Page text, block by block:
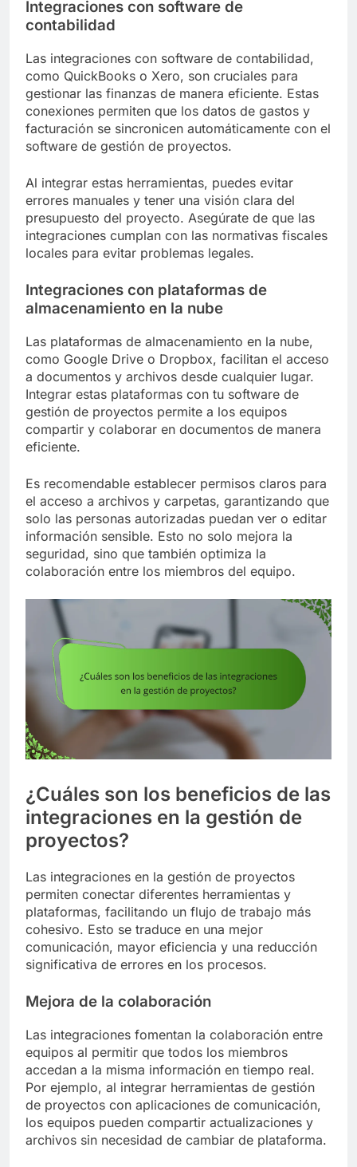
Integraciones con software de
contabilidad
Las integraciones con software de contabilidad,
como QuickBooks o Xero, son cruciales para
gestionar las finanzas de manera eficiente. Estas
conexiones permiten que los datos de gastos y
facturación se sincronicen automáticamente con el
software de gestión de proyectos.
Al integrar estas herramientas, puedes evitar
errores manuales y tener una visión clara del
presupuesto del proyecto. Asegúrate de que las
integraciones cumplan con las normativas fiscales
locales para evitar problemas legales.
Integraciones con plataformas de
almacenamiento en la nube
Las plataformas de almacenamiento en la nube,
como Google Drive o Dropbox, facilitan el acceso
a documentos y archivos desde cualquier lugar.
Integrar estas plataformas con tu software de
gestión de proyectos permite a los equipos
compartir y colaborar en documentos de manera
eficiente.
Es recomendable establecer permisos claros para
el acceso a archivos y carpetas, garantizando que
solo las personas autorizadas puedan ver o editar
información sensible. Esto no solo mejora la
seguridad, sino que también optimiza la
colaboración entre los miembros del equipo.
¿Cuáles son los beneficios de las
integraciones en la gestión de
proyectos?
Las integraciones en la gestión de proyectos
permiten conectar diferentes herramientas y
plataformas, facilitando un flujo de trabajo más
cohesivo. Esto se traduce en una mejor
comunicación, mayor eficiencia y una reducción
significativa de errores en los procesos.
Mejora de la colaboración
Las integraciones fomentan la colaboración entre
equipos al permitir que todos los miembros
accedan a la misma información en tiempo real.
Por ejemplo, al integrar herramientas de gestión
de proyectos con aplicaciones de comunicación,
los equipos pueden compartir actualizaciones y
archivos sin necesidad de cambiar de plataforma.